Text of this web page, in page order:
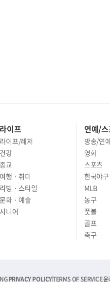
라이프
라이프/레저
건강
종교
여행 · 취미
리빙 · 스타일
문화 · 예술
시니어
연예/
방송/연
영화
스포츠
한국야구
MLB
농구
풋볼
골프
축구
PRIVACY POLICYTERMS OF SERVICE윤